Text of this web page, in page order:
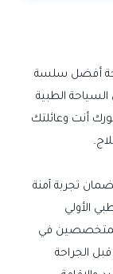
أفضل سلسة
السياحة الطبية
أنت وعائلتك
تجربة آمنة
الأولي
في
الجراحة